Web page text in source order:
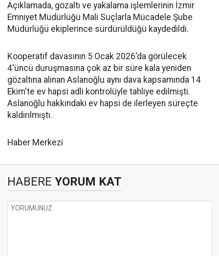
Açıklamada, gözaltı ve yakalama işlemlerinin İzmir
Emniyet Müdürlüğü Mali Suçlarla Mücadele Şube
Müdürlüğü ekiplerince sürdürüldüğü kaydedildi.
Kooperatif davasının 5 Ocak 2026'da görülecek
4'üncü duruşmasına çok az bir süre kala yeniden
gözaltına alınan Aslanoğlu aynı dava kapsamında 14
Ekim'te ev hapsi adli kontrolüyle tahliye edilmişti.
Aslanoğlu hakkındaki ev hapsi de ilerleyen süreçte
kaldırılmıştı.
Haber Merkezi
HABERE YORUM KAT